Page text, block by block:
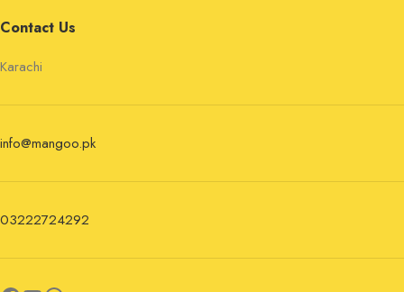
Contact Us
Karachi
info@mangoo.pk
03222724292